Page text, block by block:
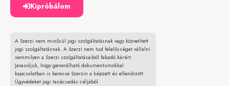
Kipróbálom
A Szerzi nem minősül jogi szolgáltatásnak vagy közvetített
jogi szolgáltatásnak. A Szerzi nem tud felelősséget vállalni
semmilyen a Szerzi szolgáltatásaiból fakadó kárért.
Javasoljuk, hogy generálható dokumentumokkal
kapcsolatban is keresse Szerzin a képzett és ellenőrzött
Ügyvédeket jogi tanácsadás céljából.